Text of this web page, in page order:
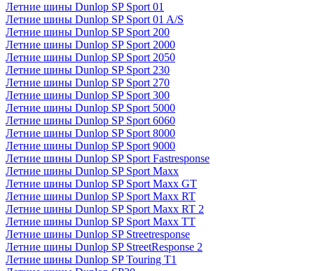
Летние шины Dunlop SP Sport 01
Летние шины Dunlop SP Sport 01 A/S
Летние шины Dunlop SP Sport 200
Летние шины Dunlop SP Sport 2000
Летние шины Dunlop SP Sport 2050
Летние шины Dunlop SP Sport 230
Летние шины Dunlop SP Sport 270
Летние шины Dunlop SP Sport 300
Летние шины Dunlop SP Sport 5000
Летние шины Dunlop SP Sport 6060
Летние шины Dunlop SP Sport 8000
Летние шины Dunlop SP Sport 9000
Летние шины Dunlop SP Sport Fastresponse
Летние шины Dunlop SP Sport Maxx
Летние шины Dunlop SP Sport Maxx GT
Летние шины Dunlop SP Sport Maxx RT
Летние шины Dunlop SP Sport Maxx RT 2
Летние шины Dunlop SP Sport Maxx TT
Летние шины Dunlop SP Streetresponse
Летние шины Dunlop SP StreetResponse 2
Летние шины Dunlop SP Touring T1